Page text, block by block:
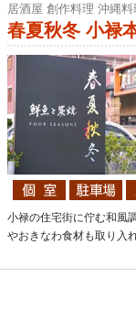
居酒屋 創作料理 沖縄料
春夏秋冬 小禄
小禄の住宅街に佇む和風
やおきなわ食材も取り入